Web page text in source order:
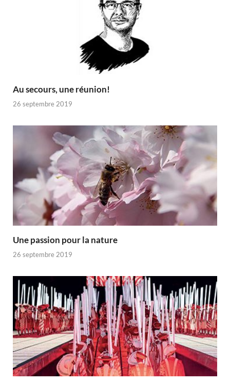
Au secours, une réunion!
26 septembre 2019
Une passion pour la nature
26 septembre 2019